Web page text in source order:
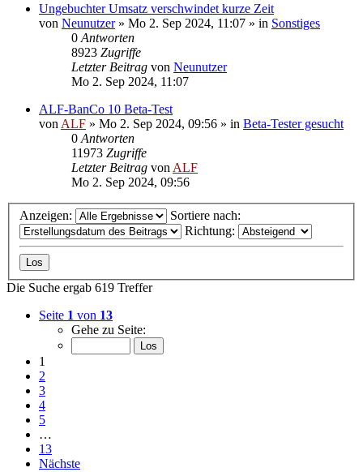
Ungebuchter Umsatz verschwindet kurze Zeit
von Neunutzer» Mo 2. Sep 2024, 11:07 » in Sonstiges
0 Antworten
8923 Zugriffe
Letzter Beitrag von Neunutzer
Mo 2. Sep 2024, 11:07
ALF-BanCo 10 Beta-Test
von ALF » Mo 2. Sep 2024, 09:56 » in Beta-Tester gesucht
0 Antworten
11973 Zugriffe
Letzter Beitrag von ALF
Mo 2. Sep 2024, 09:56
Anzeigen:
Sortiere nach:
Richtung:
Die Suche ergab 619 Treffer
Seite 1 von 13
Gehe zu Seite:
1
2
3
4
5
…
13
Nächste